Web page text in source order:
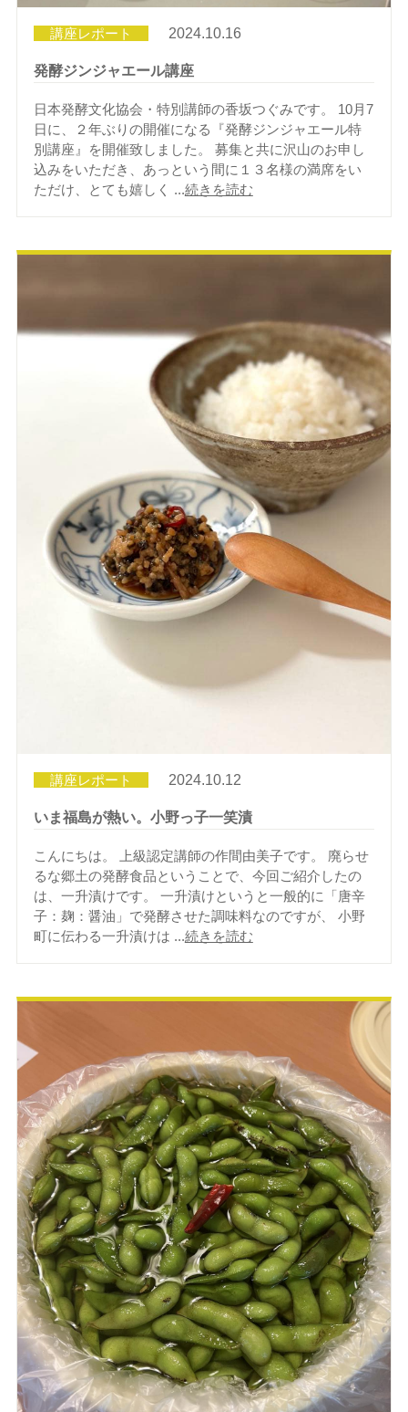
講座レポート 2024.10.16
発酵ジンジャエール講座
日本発酵文化協会・特別講師の香坂つぐみです。 10月7
日に、２年ぶりの開催になる『発酵ジンジャエール特
別講座』を開催致しました。 募集と共に沢山のお申し
込みをいただき、あっという間に１３名様の満席をい
ただけ、とても嬉しく ...続きを読む
講座レポート 2024.10.12
いま福島が熱い。小野っ子一笑漬
こんにちは。 上級認定講師の作間由美子です。 廃らせ
るな郷土の発酵食品ということで、今回ご紹介したの
は、一升漬けです。 一升漬けというと一般的に「唐辛
子：麹：醤油」で発酵させた調味料なのですが、 小野
町に伝わる一升漬けは ...続きを読む